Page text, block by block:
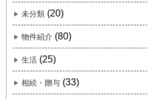
未分類 (20)
物件紹介 (80)
生活 (25)
相続・贈与 (33)